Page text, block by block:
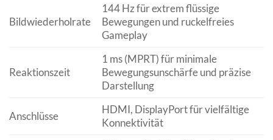
Bildwiederholrate
144 Hz für extrem flüssige
Bewegungen und ruckelfreies
Gameplay
Reaktionszeit
1 ms (MPRT) für minimale
Bewegungsunschärfe und präzise
Darstellung
Anschlüsse
HDMI, DisplayPort für vielfältige
Konnektivität